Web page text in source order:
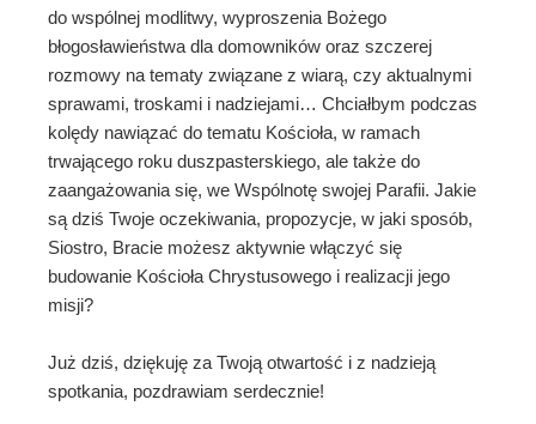
do wspólnej modlitwy, wyproszenia Bożego
błogosławieństwa dla domowników oraz szczerej
rozmowy na tematy związane z wiarą, czy aktualnymi
sprawami, troskami i nadziejami… Chciałbym podczas
kolędy nawiązać do tematu Kościoła, w ramach
trwającego roku duszpasterskiego, ale także do
zaangażowania się, we Wspólnotę swojej Parafii. Jakie
są dziś Twoje oczekiwania, propozycje, w jaki sposób,
Siostro, Bracie możesz aktywnie włączyć się
budowanie Kościoła Chrystusowego i realizacji jego
misji?
Już dziś, dziękuję za Twoją otwartość i z nadzieją
spotkania, pozdrawiam serdecznie!